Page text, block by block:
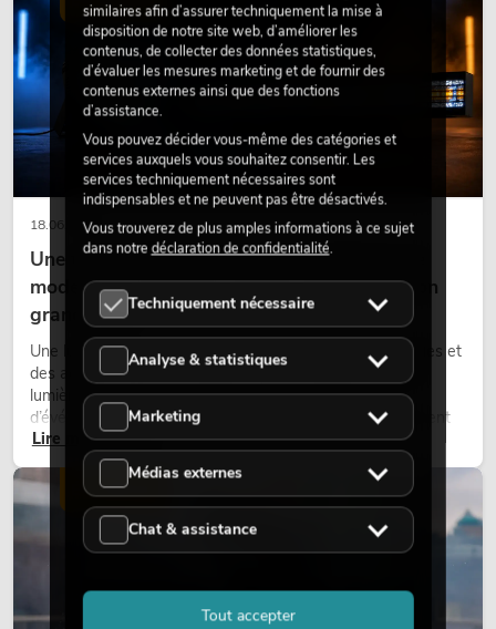
18.06.2026
Une touche rétro dans un design d'éclairage
moderne : pourquoi la lumière chaude fait son
grand retour
Une lumière très chaude, des surfaces lumineuses visibles et
des accents colorés caractérisent de nombreux designs
lumière actuels sur les scènes, dans les clubs et lors
d’événements. La lumière rétro n’est pas un effet purement
nostalgique, mais un outil de conception utilisé de manière
ciblée : elle crée une atmosphère, donne du caractère aux
scènes et peut rendre les configurations LED techniques plus
émotionnelles.
Lire maintenant
ÉCLAIRAGE
similaires afin d’assurer techniquement la mise à
disposition de notre site web, d’améliorer les
contenus, de collecter des données statistiques,
d’évaluer les mesures marketing et de fournir des
contenus externes ainsi que des fonctions
d’assistance.
Vous pouvez décider vous-même des catégories et
services auxquels vous souhaitez consentir. Les
services techniquement nécessaires sont
indispensables et ne peuvent pas être désactivés.
Vous trouverez de plus amples informations à ce sujet
dans notre déclaration de confidentialité.
Techniquement nécessaire
Analyse & statistiques
Marketing
Médias externes
Chat & assistance
Tout accepter